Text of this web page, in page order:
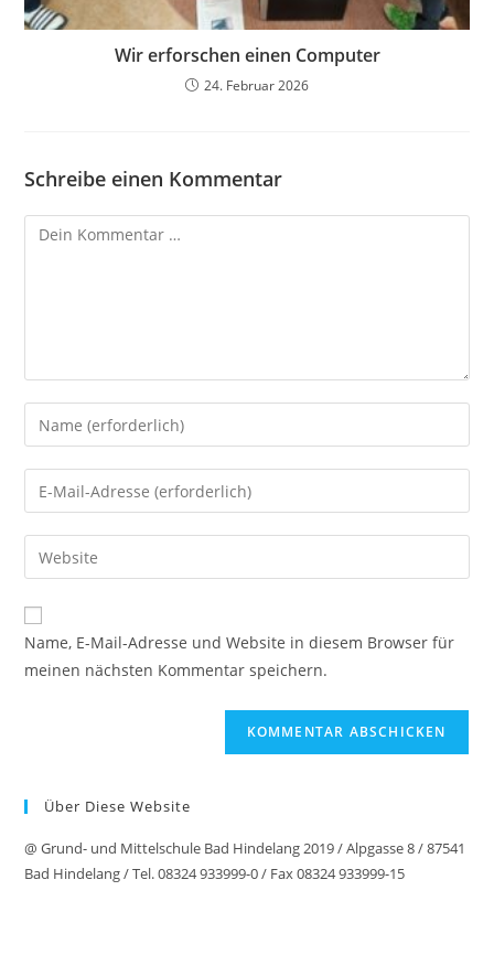
Wir erforschen einen Computer
24. Februar 2026
Schreibe einen Kommentar
Name, E-Mail-Adresse und Website in diesem Browser für
meinen nächsten Kommentar speichern.
Über Diese Website
@ Grund- und Mittelschule Bad Hindelang 2019 / Alpgasse 8 / 87541
Bad Hindelang / Tel. 08324 933999-0 / Fax 08324 933999-15